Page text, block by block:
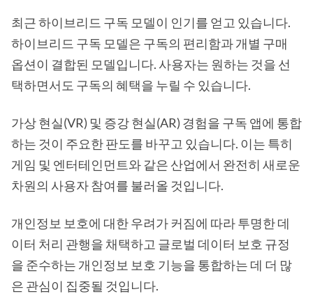
최근 하이브리드 구독 모델이 인기를 얻고 있습니다.
하이브리드 구독 모델은 구독의 편리함과 개별 구매
옵션이 결합된 모델입니다. 사용자는 원하는 것을 선
택하면서도 구독의 혜택을 누릴 수 있습니다.
가상 현실(VR) 및 증강 현실(AR) 경험을 구독 앱에 통합
하는 것이 주요한 판도를 바꾸고 있습니다. 이는 특히
게임 및 엔터테인먼트와 같은 산업에서 완전히 새로운
차원의 사용자 참여를 불러올 것입니다.
개인정보 보호에 대한 우려가 커짐에 따라 투명한 데
이터 처리 관행을 채택하고 글로벌 데이터 보호 규정
을 준수하는 개인정보 보호 기능을 통합하는 데 더 많
은 관심이 집중될 것입니다.